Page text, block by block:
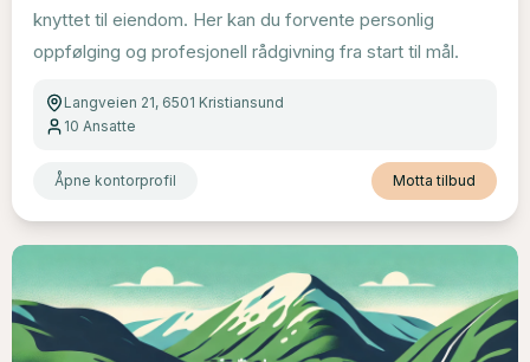
knyttet til eiendom. Her kan du forvente personlig
oppfølging og profesjonell rådgivning fra start til mål.
Langveien 21, 6501 Kristiansund
10 Ansatte
Åpne kontorprofil Motta tilbud